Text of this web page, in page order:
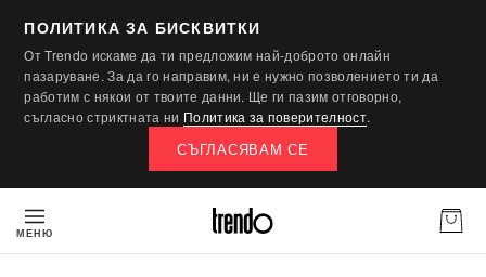
ПОЛИТИКА ЗА БИСКВИТКИ
От Trendo искаме да ти предложим най-доброто онлайн
пазаруване. За да го направим, ни е нужно позволението ти да
работим с някои от твоите данни. Ще ги пазим отговорно,
съгласно стриктната ни Политика за поверителност.
СЪГЛАСЯВАМ СЕ
МЕНЮ